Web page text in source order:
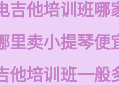
吉他培训班哪
里卖小提琴便
他培训班一般